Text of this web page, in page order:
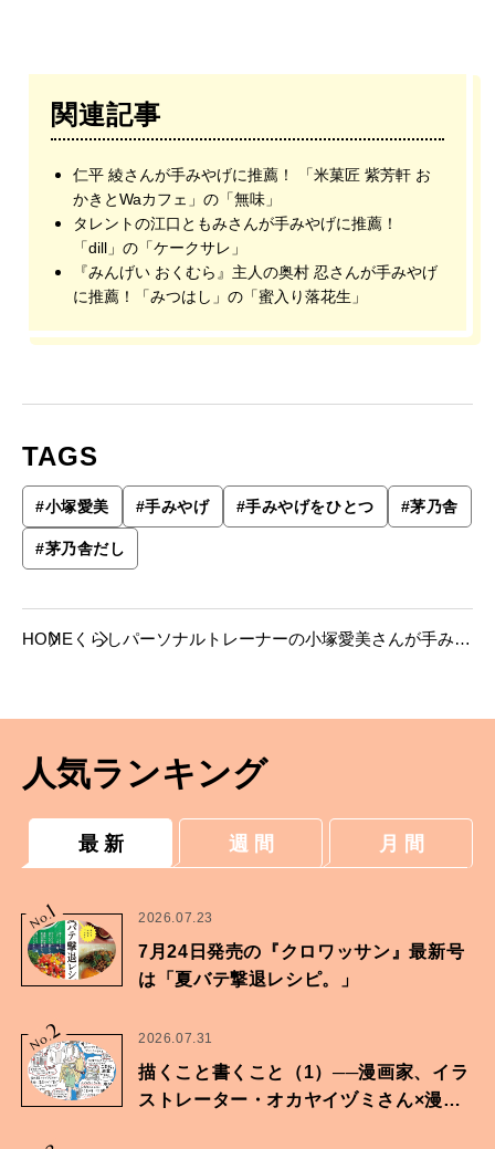
関連記事
仁平 綾さんが手みやげに推薦！ 「米菓匠 紫芳軒 お
かきとWaカフェ」の「無味」
タレントの江口ともみさんが手みやげに推薦！
「dill」の「ケークサレ」
『みんげい おくむら』主人の奥村 忍さんが手みやげ
に推薦！「みつはし」の「蜜入り落花生」
TAGS
#小塚愛美 #手みやげ #手みやげをひとつ #茅乃舎
#茅乃舎だし
HOME くらしパーソナルトレーナーの小塚愛美さんが手みや
人気ランキング
最 新 週 間 月 間
No.
1 2026.07.23
7月24日発売の『クロワッサン』最新号
は「夏バテ撃退レシピ。」
No.2 2026.07.31
描くこと書くこと（1）──漫画家、イラ
ストレーター・オカヤイヅミさん×漫画